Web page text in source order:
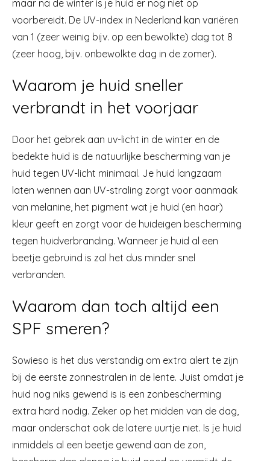
maar na de winter is je huid er nog niet op
voorbereidt. De UV-index in Nederland kan variëren
van 1 (zeer weinig bijv. op een bewolkte) dag tot 8
(zeer hoog, bijv. onbewolkte dag in de zomer).
Waarom je huid sneller
verbrandt in het voorjaar
Door het gebrek aan uv-licht in de winter en de
bedekte huid is de natuurlijke bescherming van je
huid tegen UV-licht minimaal. Je huid langzaam
laten wennen aan UV-straling zorgt voor aanmaak
van melanine, het pigment wat je huid (en haar)
kleur geeft en zorgt voor de huideigen bescherming
tegen huidverbranding. Wanneer je huid al een
beetje gebruind is zal het dus minder snel
verbranden.
Waarom dan toch altijd een
SPF smeren?
Sowieso is het dus verstandig om extra alert te zijn
bij de eerste zonnestralen in de lente. Juist omdat je
huid nog niks gewend is is een zonbescherming
extra hard nodig. Zeker op het midden van de dag,
maar onderschat ook de latere uurtje niet. Is je huid
inmiddels al een beetje gewend aan de zon,